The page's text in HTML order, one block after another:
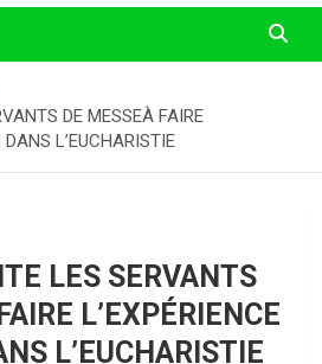
DE MESSEÀ FAIRE
DANS L’EUCHARISTIE
LES SERVANTS
L’EXPÉRIENCE
L’EUCHARISTIE